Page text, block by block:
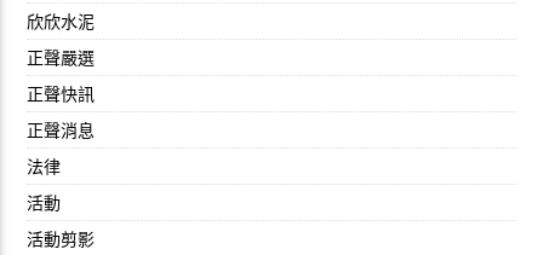
欣欣水泥
正聲嚴選
正聲快訊
正聲消息
法律
活動
活動剪影